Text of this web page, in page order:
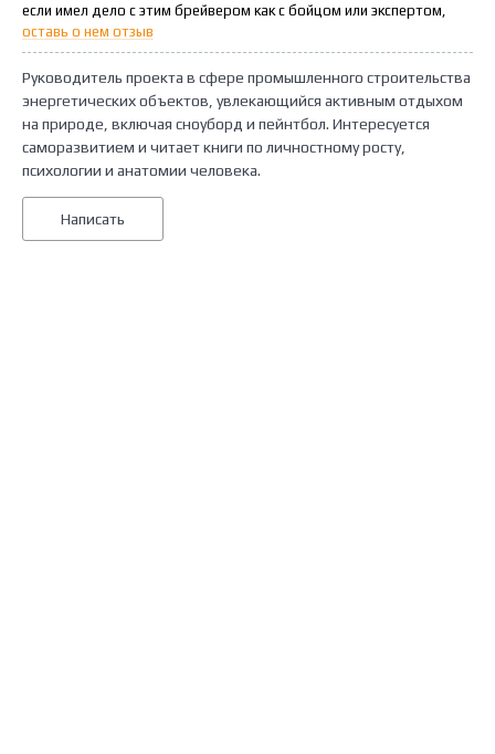
если имел дело с этим брейвером как с бойцом или экспертом,
оставь о нем отзыв
Руководитель проекта в сфере промышленного строительства
энергетических объектов, увлекающийся активным отдыхом
на природе, включая сноуборд и пейнтбол. Интересуется
саморазвитием и читает книги по личностному росту,
психологии и анатомии человека.
Написать